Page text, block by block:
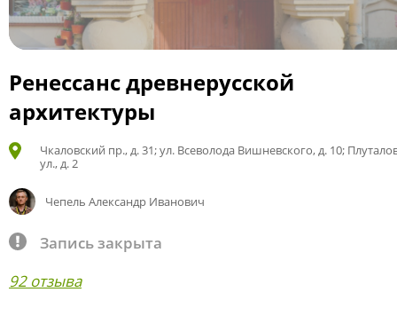
Ренессанс древнерусской
архитектуры
Чкаловский пр., д. 31; ул. Всеволода Вишневского, д. 10;
ул., д. 2
Чепель Александр Иванович
Запись закрыта
92 отзыва